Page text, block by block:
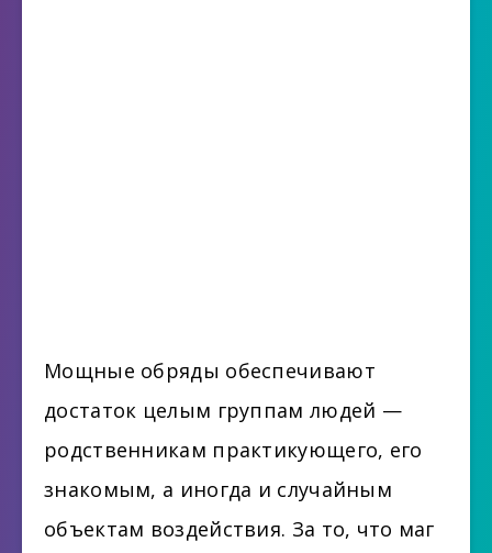
Мощные обряды обеспечивают
достаток целым группам людей —
родственникам практикующего, его
знакомым, а иногда и случайным
объектам воздействия. За то, что маг